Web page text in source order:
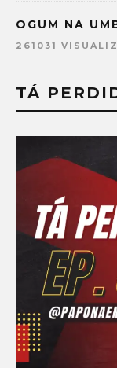
OGUM NA
261031
TÁ